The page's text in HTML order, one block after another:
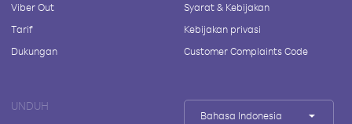
Viber Out
Tarif
Dukungan
Syarat & Kebijakan
Kebijakan privasi
Customer Complaints Code
UNDUH
Bahasa Indonesia